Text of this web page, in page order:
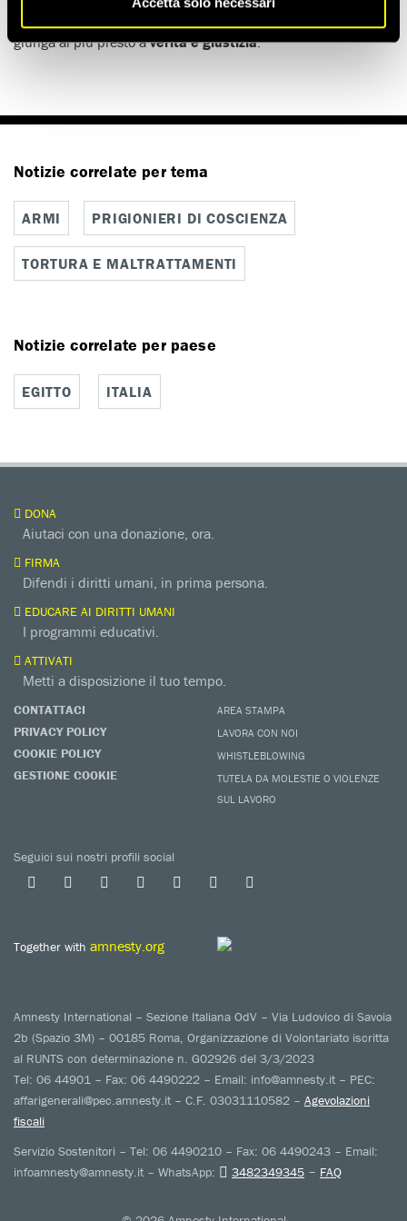
di fare piena luce sull’uccisione di loro figlio affinché si
giunga al più presto averità e giustizia.
Notizie correlate per tema
ARMI PRIGIONIERI DI COSCIENZA
TORTURA E MALTRATTAMENTI
Notizie correlate per paese
EGITTO ITALIA
DONA
Aiutaci con una donazione, ora.
FIRMA
Difendi i diritti umani, in prima persona.
EDUCARE AI DIRITTI UMANI
I programmi educativi.
ATTIVATI
Metti a disposizione il tuo tempo.
CONTATTACI
PRIVACY POLICY
COOKIE POLICY
GESTIONE COOKIE
AREA STAMPA
LAVORA CON NOI
WHISTLEBLOWING
TUTELA DA MOLESTIE O VIOLENZE
SUL LAVORO
Seguici sui nostri profili social
Together with amnesty.org
Amnesty International – Sezione Italiana OdV – Via Ludovico di Savoia
2b (Spazio 3M) – 00185 Roma, Organizzazione di Volontariato iscritta
al RUNTS con determinazione n. G02926 del 3/3/2023
Tel: 06 44901 – Fax: 06 4490222 – Email: info@amnesty.it – PEC:
affarigenerali@pec.amnesty.it – C.F. 03031110582 – Agevolazioni
fiscali
Servizio Sostenitori – Tel: 06 4490210 – Fax: 06 4490243 – Email:
infoamnesty@amnesty.it – WhatsApp:
3482349345 – FAQ